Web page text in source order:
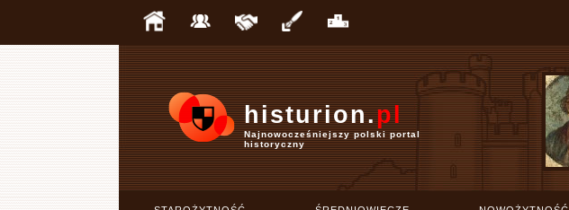
histurion.pl
Najnowocześniejszy polski portal
historyczny